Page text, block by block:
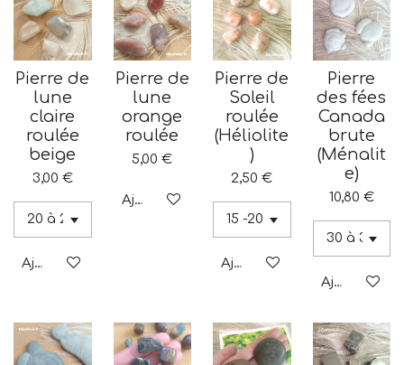
Pierre de
lune
claire
roulée
beige
3,00 €
Ajouter au panier
Pierre de
lune
orange
roulée
5,00 €
Ajouter au panier
Pierre de
Soleil
roulée
(Héliolite
)
2,50 €
Ajouter au panier
Pierre
des fées
Canada
brute
(Ménalit
e)
10,80 €
Ajouter au